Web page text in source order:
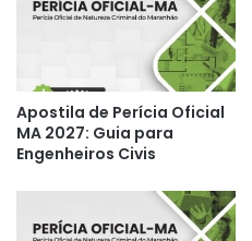
Apostila de Perícia Oficial
MA 2027: Guia para
Engenheiros Civis